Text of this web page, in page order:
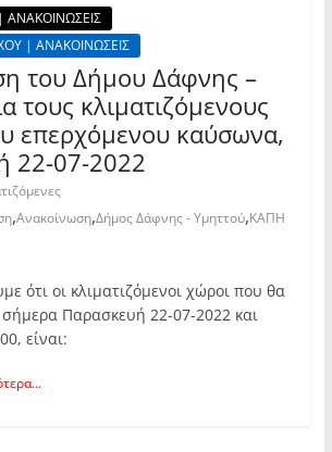
ΑΝΑΚΟΙΝΩΣΕΙΣ
| ΑΝΑΚΟΙΝΩΣΕΙΣ
του Δήμου Δάφνης –
τους κλιματιζόμενους
επερχόμενου καύσωνα,
22-07-2022
,Ανακοίνωση,Δήμος Δάφνης - Υμηττού,ΚΑΠΗ
ότι οι κλιματιζόμενοι χώροι που θα
Παρασκευή 22-07-2022 και
είναι: